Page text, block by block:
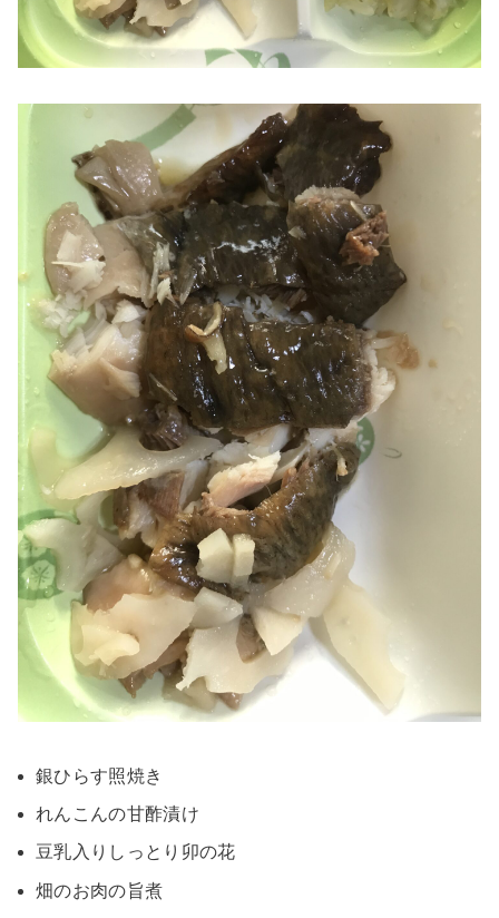
銀ひらす照焼き
れんこんの甘酢漬け
豆乳入りしっとり卯の花
畑のお肉の旨煮